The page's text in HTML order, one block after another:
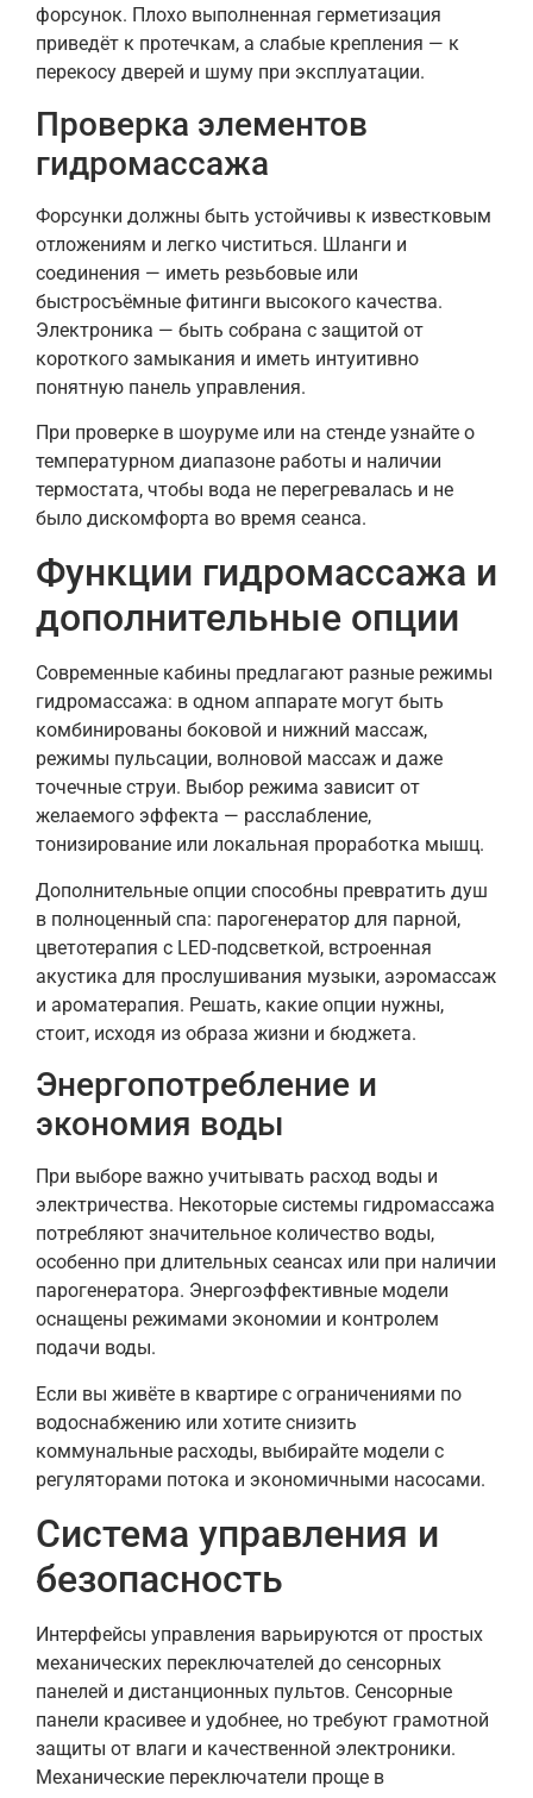
форсунок. Плохо выполненная герметизация
приведёт к протечкам, а слабые крепления — к
перекосу дверей и шуму при эксплуатации.
Проверка элементов
гидромассажа
Форсунки должны быть устойчивы к известковым
отложениям и легко чиститься. Шланги и
соединения — иметь резьбовые или
быстросъёмные фитинги высокого качества.
Электроника — быть собрана с защитой от
короткого замыкания и иметь интуитивно
понятную панель управления.
При проверке в шоуруме или на стенде узнайте о
температурном диапазоне работы и наличии
термостата, чтобы вода не перегревалась и не
было дискомфорта во время сеанса.
Функции гидромассажа и
дополнительные опции
Современные кабины предлагают разные режимы
гидромассажа: в одном аппарате могут быть
комбинированы боковой и нижний массаж,
режимы пульсации, волновой массаж и даже
точечные струи. Выбор режима зависит от
желаемого эффекта — расслабление,
тонизирование или локальная проработка мышц.
Дополнительные опции способны превратить душ
в полноценный спа: парогенератор для парной,
цветотерапия с LED-подсветкой, встроенная
акустика для прослушивания музыки, аэромассаж
и ароматерапия. Решать, какие опции нужны,
стоит, исходя из образа жизни и бюджета.
Энергопотребление и
экономия воды
При выборе важно учитывать расход воды и
электричества. Некоторые системы гидромассажа
потребляют значительное количество воды,
особенно при длительных сеансах или при наличии
парогенератора. Энергоэффективные модели
оснащены режимами экономии и контролем
подачи воды.
Если вы живёте в квартире с ограничениями по
водоснабжению или хотите снизить
коммунальные расходы, выбирайте модели с
регуляторами потока и экономичными насосами.
Система управления и
безопасность
Интерфейсы управления варьируются от простых
механических переключателей до сенсорных
панелей и дистанционных пультов. Сенсорные
панели красивее и удобнее, но требуют грамотной
защиты от влаги и качественной электроники.
Механические переключатели проще в